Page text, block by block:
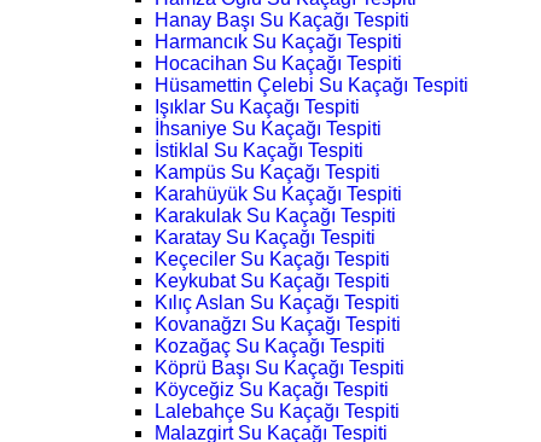
Hanay Başı Su Kaçağı Tespiti
Harmancık Su Kaçağı Tespiti
Hocacihan Su Kaçağı Tespiti
Hüsamettin Çelebi Su Kaçağı Tespiti
Işıklar Su Kaçağı Tespiti
İhsaniye Su Kaçağı Tespiti
İstiklal Su Kaçağı Tespiti
Kampüs Su Kaçağı Tespiti
Karahüyük Su Kaçağı Tespiti
Karakulak Su Kaçağı Tespiti
Karatay Su Kaçağı Tespiti
Keçeciler Su Kaçağı Tespiti
Keykubat Su Kaçağı Tespiti
Kılıç Aslan Su Kaçağı Tespiti
Kovanağzı Su Kaçağı Tespiti
Kozağaç Su Kaçağı Tespiti
Köprü Başı Su Kaçağı Tespiti
Köyceğiz Su Kaçağı Tespiti
Lalebahçe Su Kaçağı Tespiti
Malazgirt Su Kaçağı Tespiti